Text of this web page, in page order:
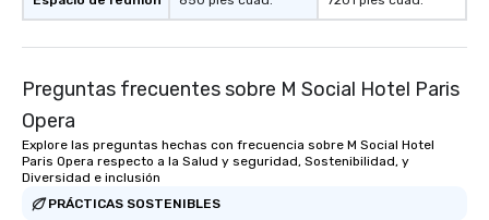
Preguntas frecuentes sobre M Social Hotel Paris
Opera
Explore las preguntas hechas con frecuencia sobre M Social Hotel
Paris Opera respecto a la Salud y seguridad, Sostenibilidad, y
Diversidad e inclusión
PRÁCTICAS SOSTENIBLES